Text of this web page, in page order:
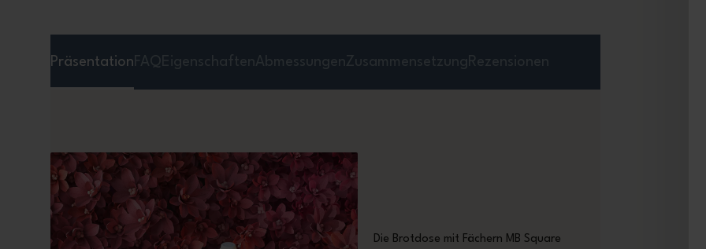
Präsentation
Die Brotdose mit Fächern MB Square